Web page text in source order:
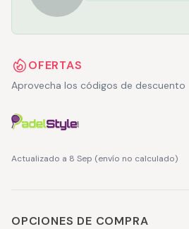
OFERTAS
Aprovecha los códigos de descuento
Actualizado a 8 Sep (envío no calculado)
OPCIONES DE COMPRA